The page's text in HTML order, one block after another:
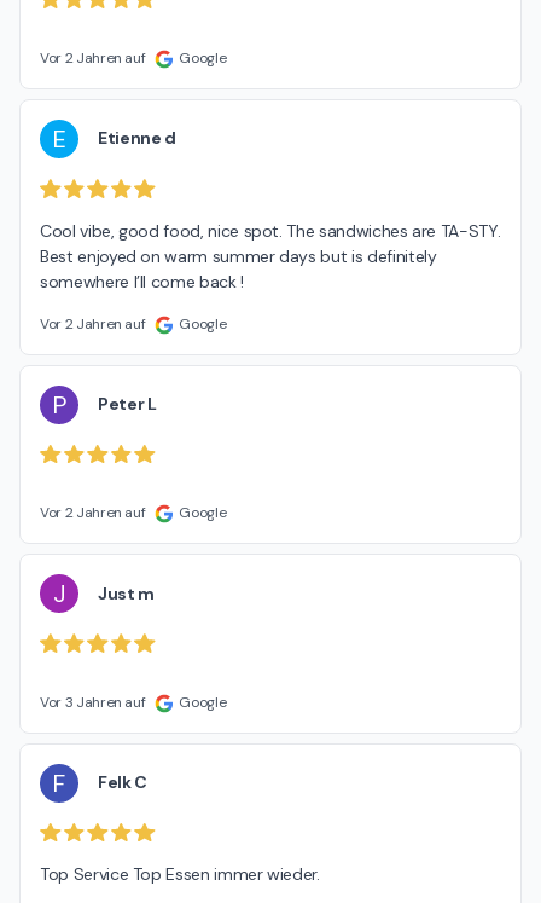
Vor 2 Jahren auf Google
E Etienne d
Cool vibe, good food, nice spot. The sandwiches are TA-STY.
Best enjoyed on warm summer days but is definitely
somewhere I’ll come back !
Vor 2 Jahren auf Google
P Peter L
Vor 2 Jahren auf Google
J Just m
Vor 3 Jahren auf Google
F Felk C
Top Service Top Essen immer wieder.